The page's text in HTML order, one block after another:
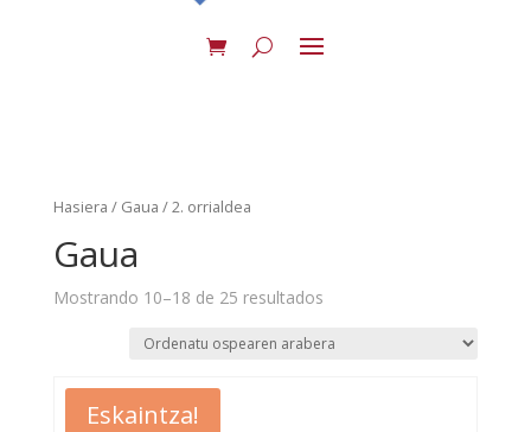
Hasiera / Gaua / 2. orrialdea
Gaua
Mostrando 10–18 de 25 resultados
Eskaintza!